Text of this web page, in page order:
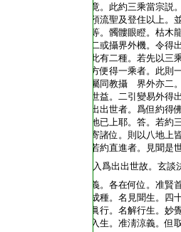
竟。此約三乘當宗
預流聖及登住以上。
等。髑髏眼瞪。枯木
二或攝界外機。令得
此有二種。若先以三
方便得一乘者。此則
屬同教攝 界外亦二
世益。二引變易外得
出出世者。爲但約得
地已上耶。答。若約
寄諸位。則以八地上
若約直進者。見聞是
入爲出出世故。玄談
義。各在何位。准賢
成種。名見聞生。四
眞行。名解行生。妙
入生。准淸涼義。但